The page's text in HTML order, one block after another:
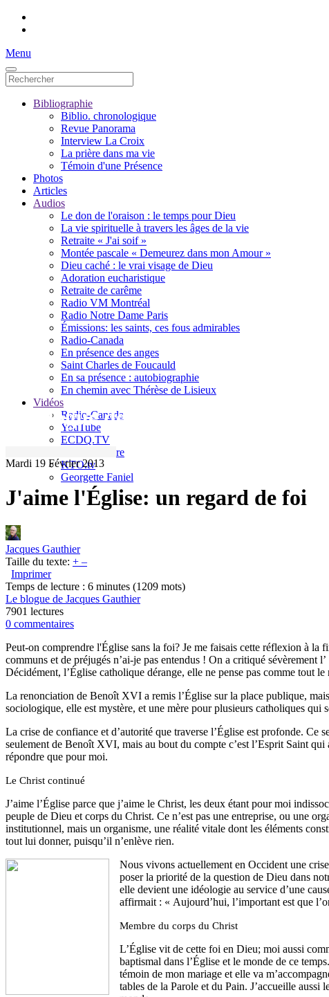
Menu
Bibliographie
Biblio. chronologique
Revue Panorama
Interview La Croix
La prière dans ma vie
Témoin d'une Présence
Photos
Articles
Audios
Le don de l'oraison : le temps pour Dieu
La vie spirituelle à travers les âges de la vie
Retraite « J'ai soif »
Montée pascale « Demeurez dans mon Amour »
Dieu caché : le vrai visage de Dieu
Adoration eucharistique
Retraite de carême
Radio VM Montréal
Radio Notre Dame Paris
Émissions: les saints, ces fous admirables
Radio-Canada
En présence des anges
Saint Charles de Foucauld
En sa présence : autobiographie
En chemin avec Thérèse de Lisieux
Vidéos
Radio-Canada
YouTube
ECDQ.TV
Sel et Lumière
KTO.tv
Georgette Faniel
Le blogue de Jacques Gauthier
Mardi 19 Février 2013
J'aime l'Église: un regard de foi
Jacques Gauthier
Taille du texte: + –
Imprimer
Temps de lecture : 6 minutes (1209 mots)
Le blogue de Jacques Gauthier
7901 lectures
0 commentaires
Peut-on comprendre l'Église sans la foi? Je me faisais cette réflexion à la
communs et de préjugés n’ai-je pas entendus ! On a critiqué sévèrement
Décidément, l’Église catholique dérange, elle ne pense pas comme tout le
La renonciation de Benoît XVI a remis l’Église sur la place publique,
sociologique, elle est mystère, et une mère pour plusieurs catholiques
La crise de confiance et d’autorité que traverse l’Église est profonde.
seulement de Benoît XVI, mais au bout du compte c’est l’Esprit Saint
répondre que pour moi.
Le Christ continué
J’aime l’Église parce que j’aime le Christ, les deux étant pour moi
peuple de Dieu et corps du Christ. Ce n’est pas une entreprise, ou une
institutionnel, mais un organisme, une réalité vitale dont les éléments
tout lui donner, puisqu’il n’enlève rien.
Nous vivons actuellement en Occident une
poser la priorité de la question de Dieu dans
elle devient une idéologie au service d’une
affirmait : « Aujourd’hui, l’important est que
Membre du corps du Christ
L’Église vit de cette foi en Dieu; moi aussi
baptismal dans l’Église et le monde de ce
témoin de mon mariage et elle va
tables de la Parole et du Pain. J’accueille